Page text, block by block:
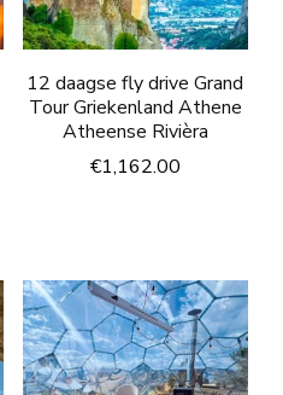
12 daagse fly drive Grand
Tour Griekenland Athene
Atheense Rivièra
€1,162.00